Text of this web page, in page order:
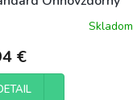
Skladom
€